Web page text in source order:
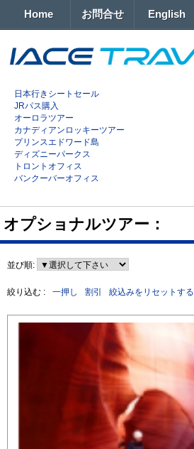
Home お問合せ English
日本行きシートセール
JRパス購入
オーロラツアー
カナディアンロッキーツアー
プリンスエドワード島
ディズニーパークス
トロントオフィス
バンクーバーオフィス
オプショナルツアー：
並び順:
絞り込む : 一押し 割引 絞込みをリセットする